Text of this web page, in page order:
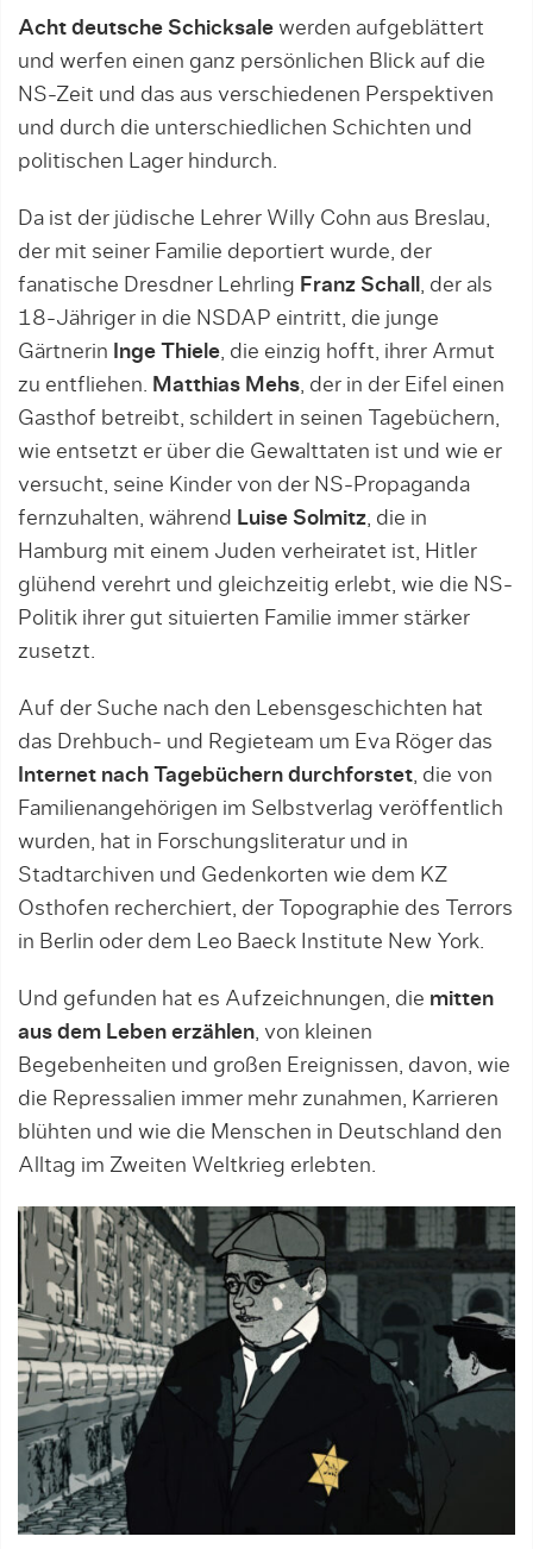
Acht deutsche Schicksale werden aufgeblättert
und werfen einen ganz persönlichen Blick auf die
NS-Zeit und das aus verschiedenen Perspektiven
und durch die unterschiedlichen Schichten und
politischen Lager hindurch.
Da ist der jüdische Lehrer Willy Cohn aus Breslau,
der mit seiner Familie deportiert wurde, der
fanatische Dresdner Lehrling Franz Schall , der als
18-Jähriger in die NSDAP eintritt, die junge
Gärtnerin
Inge Thiele, die einzig hofft, ihrer Armut
zu entfliehen. Matthias Mehs, der in der Eifel einen
Gasthof betreibt, schildert in seinen Tagebüchern,
wie entsetzt er über die Gewalttaten ist und wie er
versucht, seine Kinder von der NS-Propaganda
fernzuhalten, während Luise Solmitz, die in
Hamburg mit einem Juden verheiratet ist, Hitler
glühend verehrt und gleichzeitig erlebt, wie die NS-
Politik ihrer gut situierten Familie immer stärker
zusetzt.
Auf der Suche nach den Lebensgeschichten hat
das Drehbuch- und Regieteam um Eva Röger das
Internet nach Tagebüchern durchforstet, die von
Familienangehörigen im Selbstverlag veröffentlich
wurden, hat in Forschungsliteratur und in
Stadtarchiven und Gedenkorten wie dem KZ
Osthofen recherchiert, der Topographie des Terrors
in Berlin oder dem Leo Baeck Institute New York.
Und gefunden hat es Aufzeichnungen, die mitten
aus dem Leben erzählen, von kleinen
Begebenheiten und großen Ereignissen, davon, wie
die Repressalien immer mehr zunahmen, Karrieren
blühten und wie die Menschen in Deutschland den
Alltag im Zweiten Weltkrieg erlebten.